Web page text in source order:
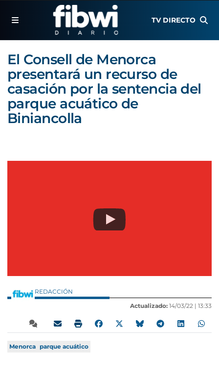
TV DIRECTO
El Consell de Menorca
presentará un recurso de
casación por la sentencia del
parque acuático de
Biniancolla
REDACCIÓN
Actualizado: 14/03/22 | 13:33
Menorca parque acuático